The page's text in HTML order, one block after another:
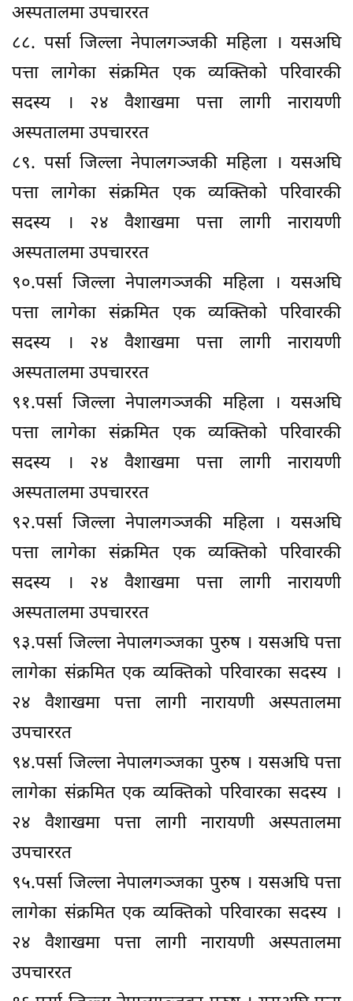
अस्पतालमा उपचाररत
८८. पर्सा जिल्ला नेपालगञ्जकी महिला । यसअघि
पत्ता लागेका संक्रमित एक व्यक्तिको परिवारकी
सदस्य । २४ वैशाखमा पत्ता लागी नारायणी
अस्पतालमा उपचाररत
८९. पर्सा जिल्ला नेपालगञ्जकी महिला । यसअघि
पत्ता लागेका संक्रमित एक व्यक्तिको परिवारकी
सदस्य । २४ वैशाखमा पत्ता लागी नारायणी
अस्पतालमा उपचाररत
९०.पर्सा जिल्ला नेपालगञ्जकी महिला । यसअघि
पत्ता लागेका संक्रमित एक व्यक्तिको परिवारकी
सदस्य । २४ वैशाखमा पत्ता लागी नारायणी
अस्पतालमा उपचाररत
९१.पर्सा जिल्ला नेपालगञ्जकी महिला । यसअघि
पत्ता लागेका संक्रमित एक व्यक्तिको परिवारकी
सदस्य । २४ वैशाखमा पत्ता लागी नारायणी
अस्पतालमा उपचाररत
९२.पर्सा जिल्ला नेपालगञ्जकी महिला । यसअघि
पत्ता लागेका संक्रमित एक व्यक्तिको परिवारकी
सदस्य । २४ वैशाखमा पत्ता लागी नारायणी
अस्पतालमा उपचाररत
९३.पर्सा जिल्ला नेपालगञ्जका पुरुष । यसअघि पत्ता
लागेका संक्रमित एक व्यक्तिको परिवारका सदस्य ।
२४ वैशाखमा पत्ता लागी नारायणी अस्पतालमा
उपचाररत
९४.पर्सा जिल्ला नेपालगञ्जका पुरुष । यसअघि पत्ता
लागेका संक्रमित एक व्यक्तिको परिवारका सदस्य ।
२४ वैशाखमा पत्ता लागी नारायणी अस्पतालमा
उपचाररत
९५.पर्सा जिल्ला नेपालगञ्जका पुरुष । यसअघि पत्ता
लागेका संक्रमित एक व्यक्तिको परिवारका सदस्य ।
२४ वैशाखमा पत्ता लागी नारायणी अस्पतालमा
उपचाररत